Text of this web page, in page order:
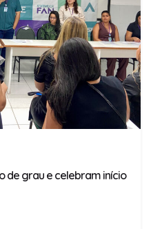
de grau e celebram início